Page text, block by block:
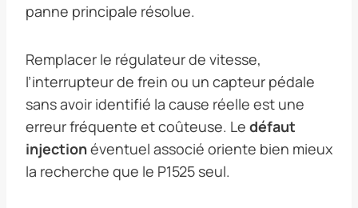
panne principale résolue.
Remplacer le régulateur de vitesse,
l’interrupteur de frein ou un capteur pédale
sans avoir identifié la cause réelle est une
erreur fréquente et coûteuse. Le défaut
injectionéventuel associé oriente bien mieux
la recherche que le P1525 seul.